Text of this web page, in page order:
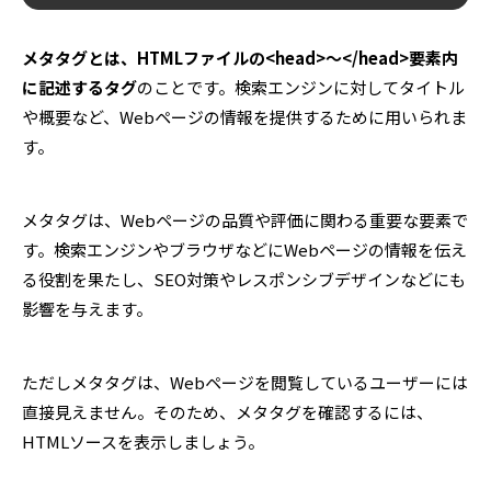
メタタグとは、HTMLファイルの<head>～</head>要素内
に記述するタグのことです。検索エンジンに対してタイトル
や概要など、Webページの情報を提供するために用いられま
す。
メタタグは、Webページの品質や評価に関わる重要な要素で
す。検索エンジンやブラウザなどにWebページの情報を伝え
る役割を果たし、SEO対策やレスポンシブデザインなどにも
影響を与えます。
ただしメタタグは、Webページを閲覧しているユーザーには
直接見えません。そのため、メタタグを確認するには、
HTMLソースを表示しましょう。